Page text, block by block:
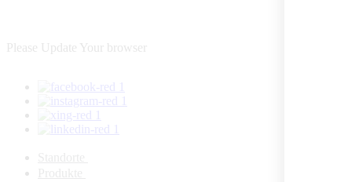
Please Update Your browser